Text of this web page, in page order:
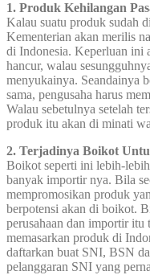
1. Produk Kehilangan
Kalau suatu produk sudah
Kementerian akan merilis
di Indonesia. Keperluan ini
hancur, walau
menyukainya. Seandainya
sama, pengusaha harus
Walau sebetulnya setelah
produk itu akan di minati
2. Terjadinya Boikot
Boikot seperti ini lebih-
banyak importir nya. Bila
mempromosikan produk
berpotensi akan di boikot.
perusahaan dan importir
memasarkan produk di
daftarkan buat SNI, BSN
pelanggaran SNI yang